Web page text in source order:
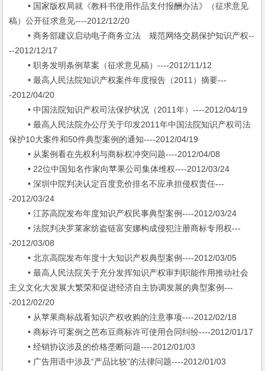
• 国家版权局就《教科书使用作品支付报酬办法》（征求意见
稿）公开征求意见----2012/12/20
• 商务部建议启动电子商务立法 规范网络交易保护知识产权--
--2012/12/17
• 职务发明条例草案（征求意见稿）----2012/11/12
• 最高人民法院知识产权案件年度报告（2011）摘要---
-2012/04/20
• 中国法院知识产权司法保护状况（2011年）----2012/04/19
• 最高人民法院办公厅关于印发2011年中国法院知识产权司法
保护10大案件和50件典型案例的通知----2012/04/19
• 从案例看在先权利与商标权冲突问题----2012/04/08
• 22位中国知名作家向苹果公司集体维权----2012/03/24
• 深圳中院判决认定百度竞价排名不应承担侵权责任---
-2012/03/24
• 江苏高院发布年度知识产权民事典型案例----2012/03/24
• 法院判决罗莱家纺盗链富安娜构成侵犯注册商标专用权---
-2012/03/08
• 北京高院发布年度十大知识产权典型案例----2012/03/05
• 最高人民法院关于充分发挥知识产权审判职能作用推动社会
主义文化大发展大繁荣和促进经济自主协调发展的典型案例---
-2012/02/20
• 从苹果商标战看知识产权收购的注意事项----2012/02/18
• 商标许可案例之芭布豆商标许可使用合同纠纷----2012/01/17
• 经销协议涉及的价格垄断问题----2012/01/03
• 广告用语中涉及“产品比较”的法律问题----2012/01/03